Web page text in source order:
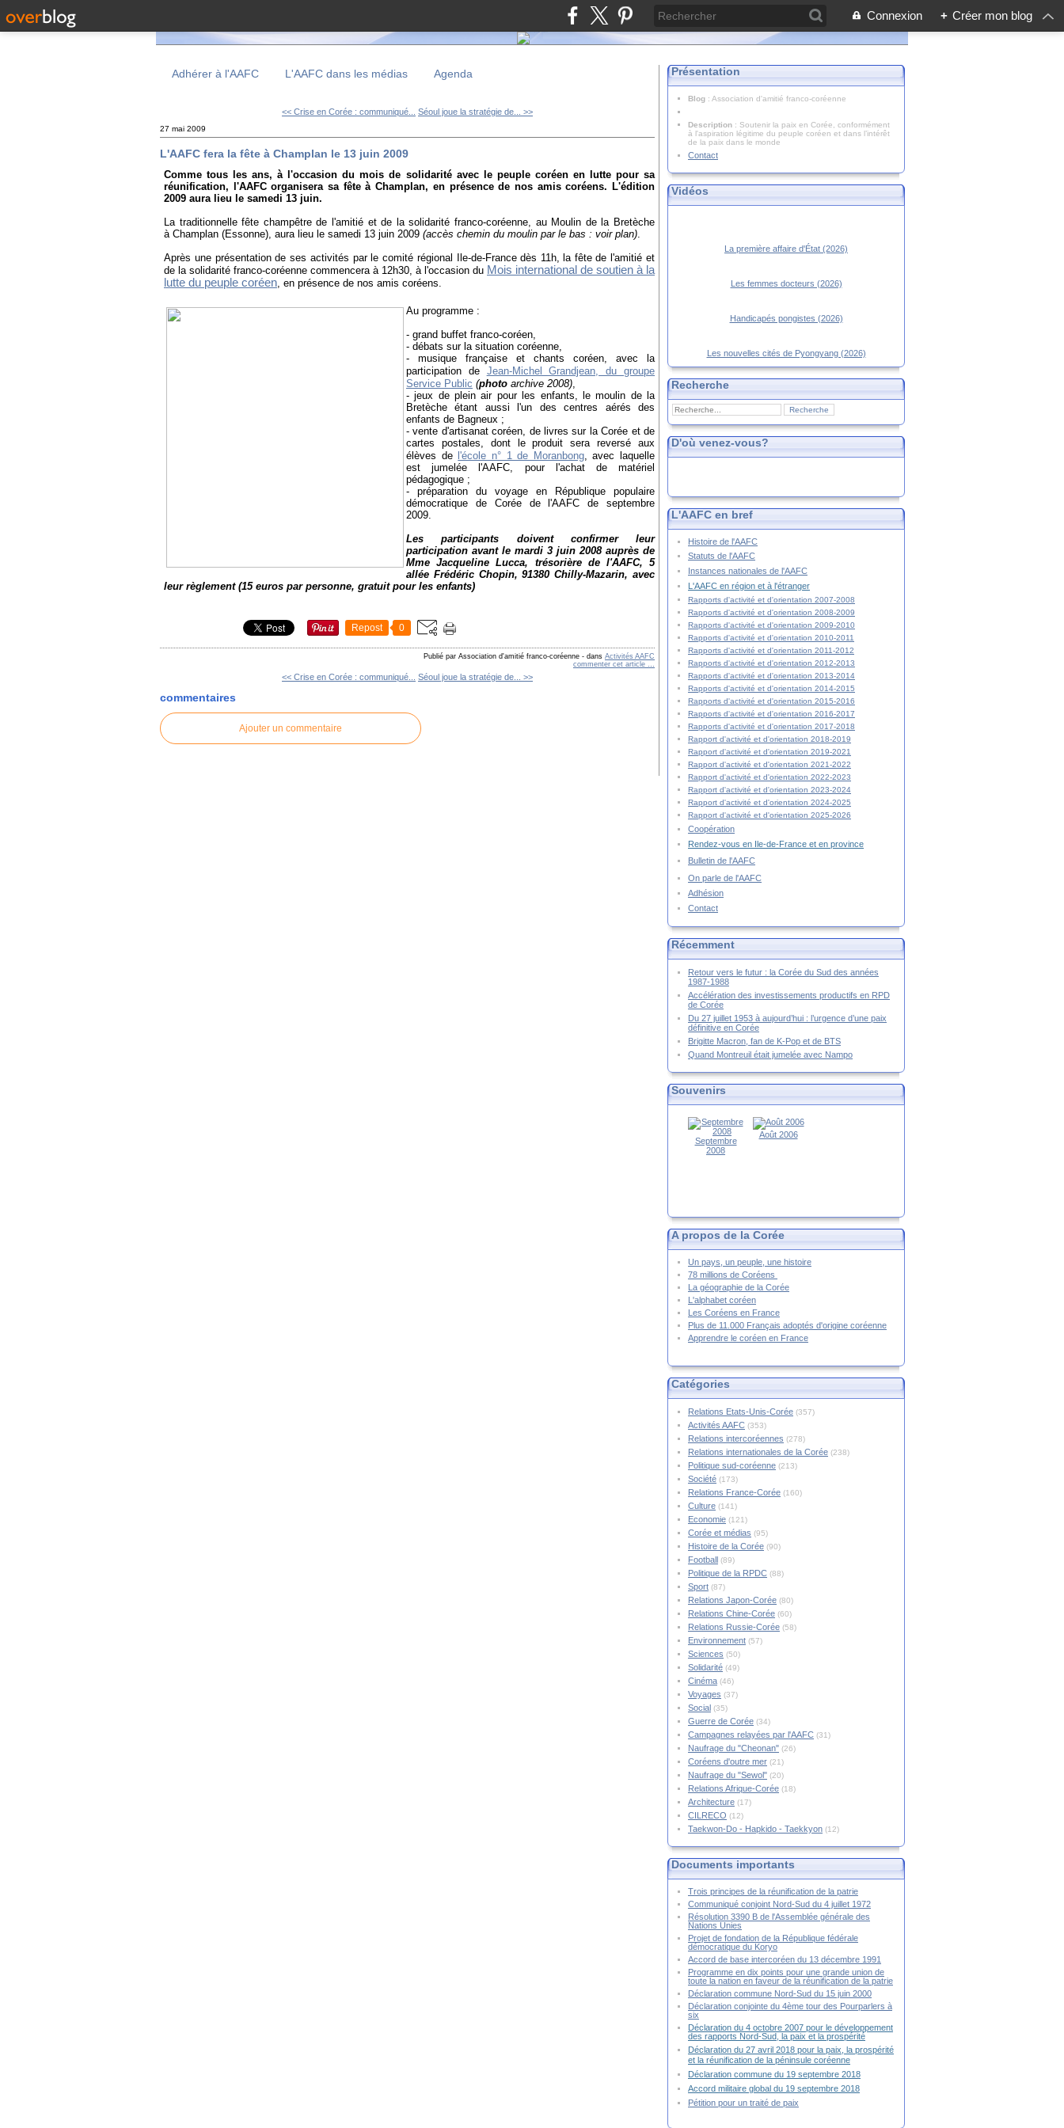
Connexion + Créer mon blog
Adhérer à l'AAFC L'AAFC dans les médias Agenda
<< Crise en Corée : communiqué... Séoul joue la stratégie de... >>
27 mai 2009
L'AAFC fera la fête à Champlan le 13 juin 2009
Comme tous les ans, à l'occasion du mois de solidarité avec le peuple coréen en lutte pour sa
réunification, l'AAFC organisera sa fête à Champlan, en présence de nos amis coréens. L'édition
2009 aura lieu le samedi 13 juin.
La traditionnelle fête champêtre de l'amitié et de la solidarité franco-coréenne, au Moulin de la Bretèche
à Champlan (Essonne), aura lieu le samedi 13 juin 2009 (accès chemin du moulin par le bas : voir plan).
Après une présentation de ses activités par le comité régional Ile-de-France dès 11h, la fête de l'amitié et
de la solidarité franco-coréenne commencera à 12h30, à l'occasion du Mois international de soutien à la
lutte du peuple coréen, en présence de nos amis coréens.
Au programme :
- grand buffet franco-coréen,
- débats sur la situation coréenne,
- musique française et chants coréen, avec la
participation de Jean-Michel Grandjean, du groupe
Service Public (photo archive 2008),
- jeux de plein air pour les enfants, le moulin de la
Bretèche étant aussi l'un des centres aérés des
enfants de Bagneux ;
- vente d'artisanat coréen, de livres sur la Corée et de
cartes postales, dont le produit sera reversé aux
élèves de l'école n° 1 de Moranbong, avec laquelle
est jumelée l'AAFC, pour l'achat de matériel
pédagogique ;
- préparation du voyage en République populaire
démocratique deCorée de l'AAFC de septembre
2009.
Les participants doivent confirmer leur
participation avant le mardi 3 juin 2008 auprès de
Mme Jacqueline Lucca, trésorière de l'AAFC, 5
allée Frédéric Chopin, 91380 Chilly-Mazarin, avec
leur règlement (15 euros par personne, gratuit pour les enfants)
Repost 0
Publié par Association d'amitié franco-coréenne - dans Activités AAFC
commenter cet article …
<< Crise en Corée : communiqué... Séoul joue la stratégie de... >>
commentaires
Ajouter un commentaire
Présentation
Blog : Association d'amitié franco-coréenne
Description : Soutenir la paix en Corée, conformément
à l'aspiration légitime du peuple coréen et dans l’intérêt
de la paix dans le monde
Contact
Vidéos
La première affaire d'État (2026)
Les femmes docteurs (2026)
Handicapés pongistes (2026)
Les nouvelles cités de Pyongyang (2026)
Recherche
D'où venez-vous?
L'AAFC en bref
Histoire de l'AAFC
Statuts de l'AAFC
Instances nationales de l'AAFC
L'AAFC en région et à l'étranger
Rapports d'activité et d'orientation 2007-2008
Rapports d'activité et d'orientation 2008-2009
Rapports d'activité et d'orientation 2009-2010
Rapports d'activité et d'orientation 2010-2011
Rapports d'activité et d'orientation 2011-2012
Rapports d'activité et d'orientation 2012-2013
Rapports d'activité et d'orientation 2013-2014
Rapports d'activité et d'orientation 2014-2015
Rapports d'activité et d'orientation 2015-2016
Rapports d'activité et d'orientation 2016-2017
Rapports d'activité et d'orientation 2017-2018
Rapport d'activité et d'orientation 2018-2019
Rapport d'activité et d'orientation 2019-2021
Rapport d'activité et d'orientation 2021-2022
Rapport d'activité et d'orientation 2022-2023
Rapport d'activité et d'orientation 2023-2024
Rapport d'activité et d'orientation 2024-2025
Rapport d'activité et d'orientation 2025-2026
Coopération
Rendez-vous en Ile-de-France et en province
Bulletin de l'AAFC
On parle de l'AAFC
Adhésion
Contact
Récemment
Retour vers le futur : la Corée du Sud des années
1987-1988
Accélération des investissements productifs en RPD
de Corée
Du 27 juillet 1953 à aujourd’hui : l’urgence d’une paix
définitive en Corée
Brigitte Macron, fan de K-Pop et de BTS
Quand Montreuil était jumelée avec Nampo
Souvenirs
Septembre
2008
Août 2006
A propos de la Corée
Un pays, un peuple, une histoire
78 millions de Coréens
La géographie de la Corée
L'alphabet coréen
Les Coréens en France
Plus de 11.000 Français adoptés d'origine coréenne
Apprendre le coréen en France
Catégories
Relations Etats-Unis-Corée (357)
Activités AAFC (353)
Relations intercoréennes (278)
Relations internationales de la Corée (238)
Politique sud-coréenne (213)
Société (173)
Relations France-Corée (160)
Culture (141)
Economie (121)
Corée et médias (95)
Histoire de la Corée (90)
Football (89)
Politique de la RPDC (88)
Sport (87)
Relations Japon-Corée (80)
Relations Chine-Corée (60)
Relations Russie-Corée (58)
Environnement (57)
Sciences (50)
Solidarité (49)
Cinéma (46)
Voyages (37)
Social (35)
Guerre de Corée (34)
Campagnes relayées par l'AAFC (31)
Naufrage du "Cheonan" (26)
Coréens d'outre mer (21)
Naufrage du "Sewol" (20)
Relations Afrique-Corée (18)
Architecture (17)
CILRECO (12)
Taekwon-Do - Hapkido - Taekkyon (12)
Documents importants
Trois principes de la réunification de la patrie
Communiqué conjoint Nord-Sud du 4 juillet 1972
Résolution 3390 B de l'Assemblée générale des
Nations Unies
Projet de fondation de la République fédérale
démocratique du Koryo
Accord de base intercoréen du 13 décembre 1991
Programme en dix points pour une grande union de
toute la nation en faveur de la réunification de la patrie
Déclaration commune Nord-Sud du 15 juin 2000
Déclaration conjointe du 4ème tour des Pourparlers à
six
Déclaration du 4 octobre 2007 pour le développement
des rapports Nord-Sud, la paix et la prospérité
Déclaration du 27 avril 2018 pour la paix, la prospérité
et la réunification de la péninsule coréenne
Déclaration commune du 19 septembre 2018
Accord militaire global du 19 septembre 2018
Pétition pour un traité de paix